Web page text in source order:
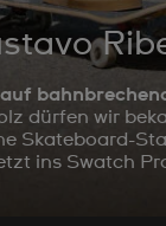
dürfen wir
Skateboard-
ins Swatch